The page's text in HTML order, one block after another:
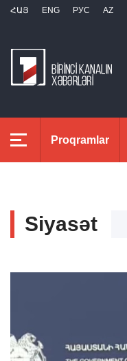
ՀԱՅ ENG РУС AZ
Proqramlar
Siyasət